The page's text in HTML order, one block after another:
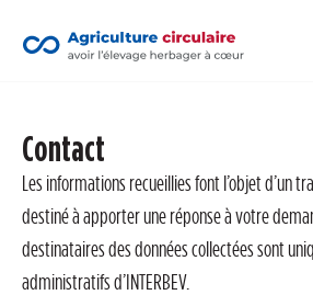
Contact
Les informations recueillies font l’objet d’un
destiné à apporter une réponse à votre
destinataires des données collectées sont
administratifs d’INTERBEV.